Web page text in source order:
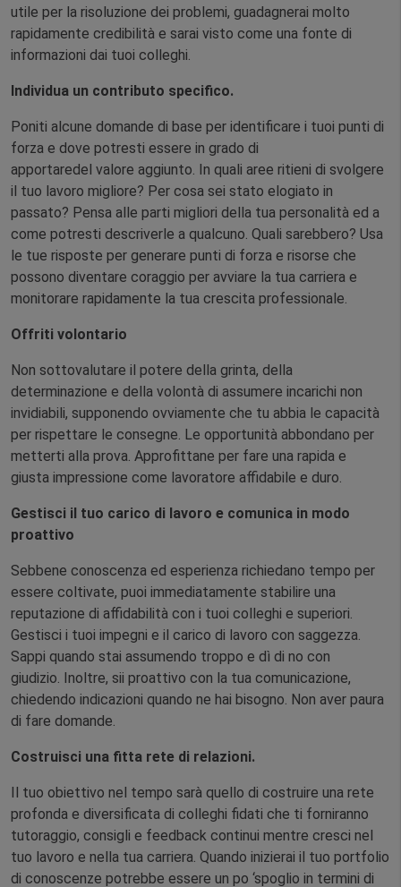
utile per la risoluzione dei problemi, guadagnerai molto
rapidamente credibilità e sarai visto come una fonte di
informazioni dai tuoi colleghi.
Individua un contributo specifico.
Poniti alcune domande di base per identificare i tuoi punti di
forza e dove potresti essere in grado di
apportaredel valore aggiunto. In quali aree ritieni di svolgere
il tuo lavoro migliore? Per cosa sei stato elogiato in
passato? Pensa alle parti migliori della tua personalità ed a
come potresti descriverle a qualcuno. Quali sarebbero? Usa
le tue risposte per generare punti di forza e risorse che
possono diventare coraggio per avviare la tua carriera e
monitorare rapidamente la tua crescita professionale.
Offriti volontario
Non sottovalutare il potere della grinta, della
determinazione e della volontà di assumere incarichi non
invidiabili, supponendo ovviamente che tu abbia le capacità
per rispettare le consegne. Le opportunità abbondano per
metterti alla prova. Approfittane per fare una rapida e
giusta impressione come lavoratore affidabile e duro.
Gestisci il tuo carico di lavoro e comunica in modo
proattivo
Sebbene conoscenza ed esperienza richiedano tempo per
essere coltivate, puoi immediatamente stabilire una
reputazione di affidabilità con i tuoi colleghi e superiori.
Gestisci i tuoi impegni e il carico di lavoro con saggezza.
Sappi quando stai assumendo troppo e dì di no con
giudizio. Inoltre, sii proattivo con la tua comunicazione,
chiedendo indicazioni quando ne hai bisogno. Non aver paura
di fare domande.
Costruisci una fitta rete di relazioni.
Il tuo obiettivo nel tempo sarà quello di costruire una rete
profonda e diversificata di colleghi fidati che ti forniranno
tutoraggio, consigli e feedback continui mentre cresci nel
tuo lavoro e nella tua carriera. Quando inizierai il tuo portfolio
di conoscenze potrebbe essere un po ‘spoglio in termini di